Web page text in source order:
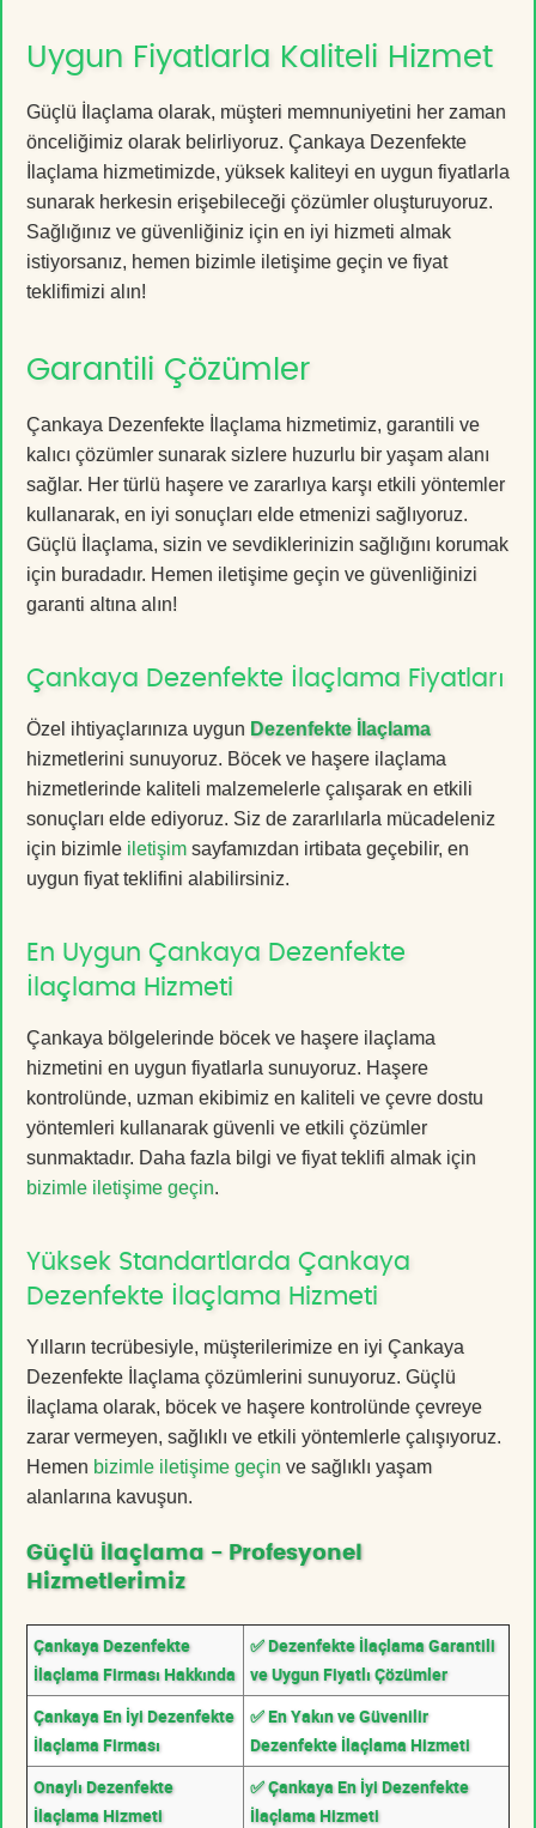
Uygun Fiyatlarla Kaliteli Hizmet
Güçlü İlaçlama olarak, müşteri memnuniyetini her zaman
önceliğimiz olarak belirliyoruz. Çankaya Dezenfekte
İlaçlama hizmetimizde, yüksek kaliteyi en uygun fiyatlarla
sunarak herkesin erişebileceği çözümler oluşturuyoruz.
Sağlığınız ve güvenliğiniz için en iyi hizmeti almak
istiyorsanız, hemen bizimle iletişime geçin ve fiyat
teklifimizi alın!
Garantili Çözümler
Çankaya Dezenfekte İlaçlama hizmetimiz, garantili ve
kalıcı çözümler sunarak sizlere huzurlu bir yaşam alanı
sağlar. Her türlü haşere ve zararlıya karşı etkili yöntemler
kullanarak, en iyi sonuçları elde etmenizi sağlıyoruz.
Güçlü İlaçlama, sizin ve sevdiklerinizin sağlığını korumak
için buradadır. Hemen iletişime geçin ve güvenliğinizi
garanti altına alın!
Çankaya Dezenfekte İlaçlama Fiyatları
Özel ihtiyaçlarınıza uygun Dezenfekte İlaçlama
hizmetlerini sunuyoruz. Böcek ve haşere ilaçlama
hizmetlerinde kaliteli malzemelerle çalışarak en etkili
sonuçları elde ediyoruz. Siz de zararlılarla mücadeleniz
için bizimle iletişim sayfamızdan irtibata geçebilir, en
uygun fiyat teklifini alabilirsiniz.
En Uygun Çankaya Dezenfekte
İlaçlama Hizmeti
Çankaya bölgelerinde böcek ve haşere ilaçlama
hizmetini en uygun fiyatlarla sunuyoruz. Haşere
kontrolünde, uzman ekibimiz en kaliteli ve çevre dostu
yöntemleri kullanarak güvenli ve etkili çözümler
sunmaktadır. Daha fazla bilgi ve fiyat teklifi almak için
bizimle iletişime geçin.
Yüksek Standartlarda Çankaya
Dezenfekte İlaçlama Hizmeti
Yılların tecrübesiyle, müşterilerimize en iyi Çankaya
Dezenfekte İlaçlama çözümlerini sunuyoruz. Güçlü
İlaçlama olarak, böcek ve haşere kontrolünde çevreye
zarar vermeyen, sağlıklı ve etkili yöntemlerle çalışıyoruz.
Hemen bizimle iletişime geçin ve sağlıklı yaşam
alanlarına kavuşun.
Güçlü İlaçlama - Profesyonel
Hizmetlerimiz
Çankaya Dezenfekte
İlaçlama Firması Hakkında
✅ Dezenfekte İlaçlama Garantili
ve Uygun Fiyatlı Çözümler
Çankaya En İyi Dezenfekte
İlaçlama Firması
✅ En Yakın ve Güvenilir
Dezenfekte İlaçlama Hizmeti
Onaylı Dezenfekte
İlaçlama Hizmeti
✅ Çankaya En İyi Dezenfekte
İlaçlama Hizmeti